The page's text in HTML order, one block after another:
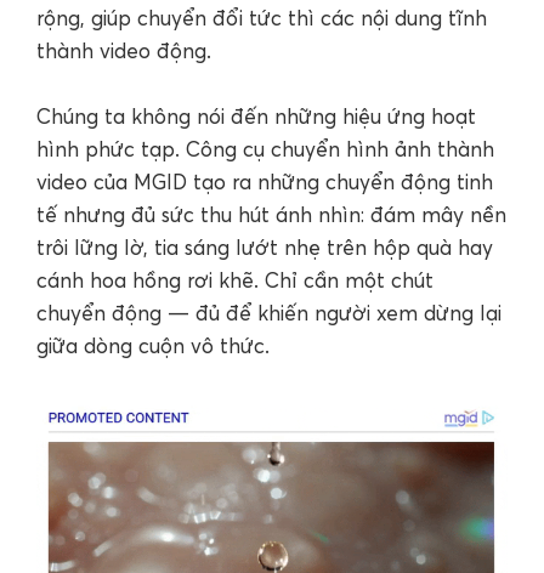
rộng, giúp chuyển đổi tức thì các nội dung tĩnh
thành video động.
Chúng ta không nói đến những hiệu ứng hoạt
hình phức tạp. Công cụ chuyển hình ảnh thành
video của MGID tạo ra những chuyển động tinh
tế nhưng đủ sức thu hút ánh nhìn: đám mây nền
trôi lững lờ, tia sáng lướt nhẹ trên hộp quà hay
cánh hoa hồng rơi khẽ. Chỉ cần một chút
chuyển động — đủ để khiến người xem dừng lại
giữa dòng cuộn vô thức.